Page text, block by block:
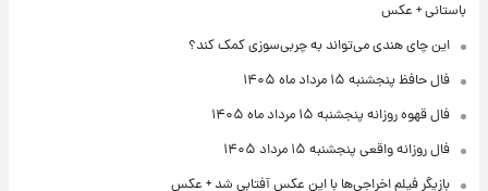
باستانی + عکس
این چای هندی می‌تواند به چربی‌سوزی کمک کند؟
فال حافظ پنجشنبه ۱۵ مرداد ماه ۱۴۰۵
فال قهوه روزانه پنجشنبه ۱۵ مرداد ماه ۱۴۰۵
فال روزانه واقعی پنجشنبه ۱۵ مرداد ۱۴۰۵
بازیگر فیلم اخراجی‌ها با این عکس آفتابی شد + عکس